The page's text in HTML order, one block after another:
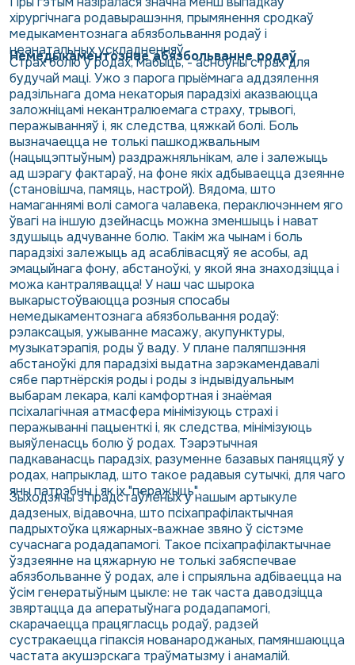
хірургічнага родавырашэння, прымянення сродкаў
медыкаментознага абязбольвання родаў і
неанатальных ускладненняў.
Немедыкаментознае абязбольванне родаў
Страх болю ў родах, мабыць, - асноўны страх для
будучай маці. Ужо з парога прыёмнага аддзялення
радзільнага дома некаторыя парадзіхі аказваюцца
заложніцамі некантралюемага страху, трывогі,
перажыванняў і, як следства, цяжкай болі. Боль
вызначаецца не толькі пашкоджвальным
(нацыцэптыўным) раздражняльнікам, але і залежыць
ад шэрагу фактараў, на фоне якіх адбываецца дзеянне
(становішча, памяць, настрой). Вядома, што
намаганнямі волі самога чалавека, пераключэннем яго
ўвагі на іншую дзейнасць можна зменшыць і нават
здушыць адчуванне болю. Такім жа чынам і боль
парадзіхі залежыць ад асаблівасцяў яе асобы, ад
эмацыйнага фону, абстаноўкі, у якой яна знаходзіцца і
можа кантралявацца! У наш час шырока
выкарыстоўваюцца розныя спосабы
немедыкаментознага абязбольвання родаў:
рэлаксацыя, ужыванне масажу, акупунктуры,
музыкатэрапія, роды ў ваду. У плане паляпшэння
абстаноўкі для парадзіхі выдатна зарэкамендавалі
сябе партнёрскія роды і роды з індывідуальным
выбарам лекара, калі камфортная і знаёмая
псіхалагічная атмасфера мінімізуюць страхі і
перажыванні пацыенткі і, як следства, мінімізуюць
выяўленасць болю ў родах. Тэарэтычная
падкаванасць парадзіх, разуменне базавых паняццяў у
родах, напрыклад, што такое радавыя сутычкі, для чаго
яны патрэбны і як іх "перажыць".
Зыходзячы з прадстаўленых у нашым артыкуле
дадзеных, відавочна, што псіхапрафілактычная
падрыхтоўка цяжарных-важнае звяно ў сістэме
сучаснага родадапамогі. Такое псіхапрафілактычнае
ўздзеянне на цяжарную не толькі забяспечвае
абязбольванне ў родах, але і спрыяльна адбіваецца на
ўсім генератыўным цыкле: не так часта даводзіцца
звяртацца да аператыўнага родадапамогі,
скарачаецца працягласць родаў, радзей
сустракаецца гіпаксія нованароджаных, памяншаюцца
частата акушэрскага траўматызму і анамалій.